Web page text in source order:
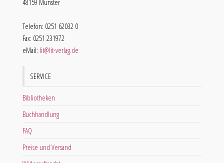
48159 Münster
Telefon: 0251 62032 0
Fax: 0251 231972
eMail: lit@lit-verlag.de
SERVICE
Bibliotheken
Buchhandlung
FAQ
Preise und Versand